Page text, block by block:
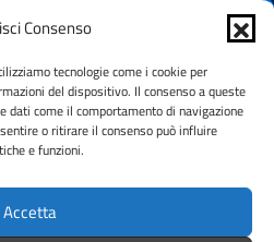
Consenso
tecnologie come i cookie per
del dispositivo. Il consenso a queste
dati come il comportamento di navigazione
o ritirare il consenso può influire
e funzioni.
Accetta